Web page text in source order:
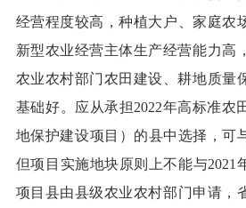
经营程度较高 ，种植大户、家庭农
新型农业经营主体生产经营能力高
农业农村部门农田建设、耕地质量
基础好。 应 从承担2022年高标准农
地保护建设项目） 的县中选择 ，可
但项目实施地块原则上不能与2021
项目县由县级农业农村部门申请，